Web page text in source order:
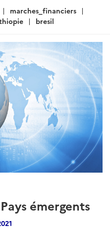
marches_financiers
bresil
émergents